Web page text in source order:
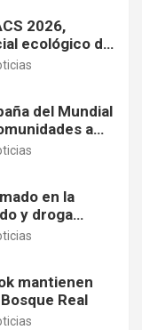
2026,
ecológico de
del Mundial
a
exclusivas
en la
y droga
mantienen
Real